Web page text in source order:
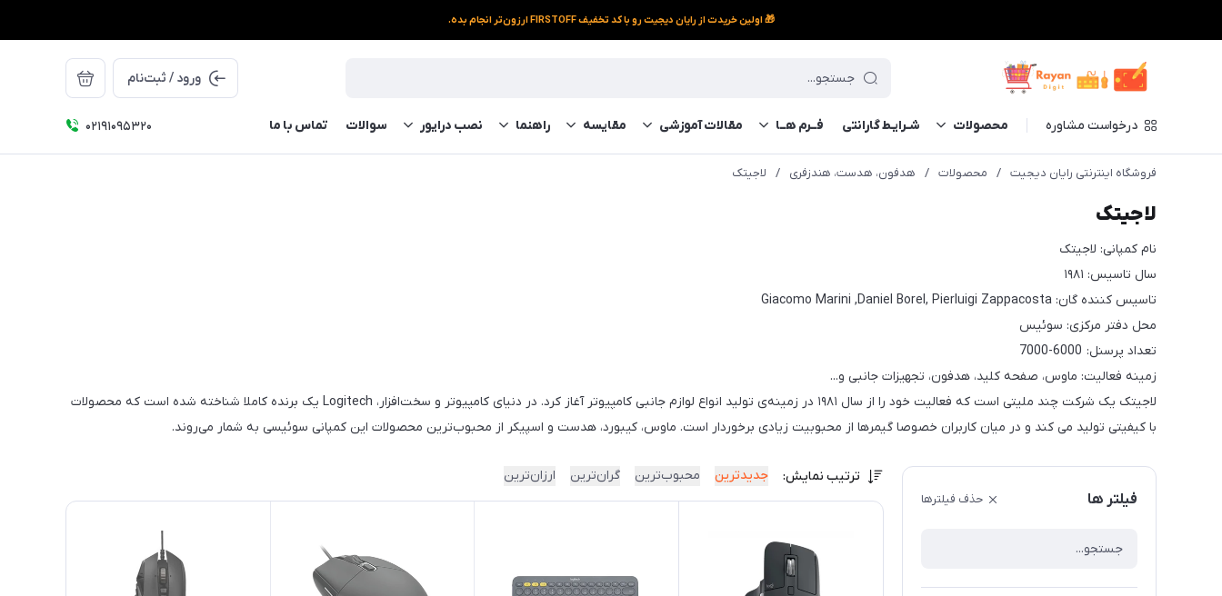
🎁 اولین خریدت از رایان دیجیت رو با کد تخفیف FIRSTOFF ارزون‌تر انجام بده.
ورود / ثبت‌نام
درخواست مشاوره محصولات شـرایـط گارانتی فــرم‌ هــا مقالات آموزشی مقایسه راهنما نصب درایور سوالات تماس با ما ۰۲۱91095320
فروشگاه اینترنتی رایان دیجیت / محصولات / هدفون، هدست، هندزفری / لاجیتک
لاجیتک
نام کمپانی: لاجیتک
سال تاسیس: ۱۹۸۱
تاسیس کننده گان: Giacomo Marini ,Daniel Borel, Pierluigi Zappacosta
محل دفتر مرکزی: سوئیس
تعداد پرسنل: 6000-7000
زمینه فعالیت: ماوس، صفحه کلید، هدفون، تجهیزات جانبی و...
لاجیتک یک شرکت چند ملیتی است که فعالیت خود را از سال ۱۹۸۱ در زمینه‌ی تولید انواع لوازم‌ جانبی کامپیوتر آغاز کرد. در دنیای کامپیوتر و سخت‌افزار، Logitech یک برنده کاملا شناخته شده است که محصولات
با کیفیتی تولید می کند و در میان کاربران خصوصا گیمرها از محبوبیت زیادی برخوردار است. ماوس، کیبورد، هدست و اسپیکر از محبوب‌ترین محصولات این کمپانی سوئیسی به شمار می‌روند.
فیلتر ها حذف فیلترها
ترتیب نمایش: جدیدترین محبوب‌ترین گران‌ترین ارزان‌ترین